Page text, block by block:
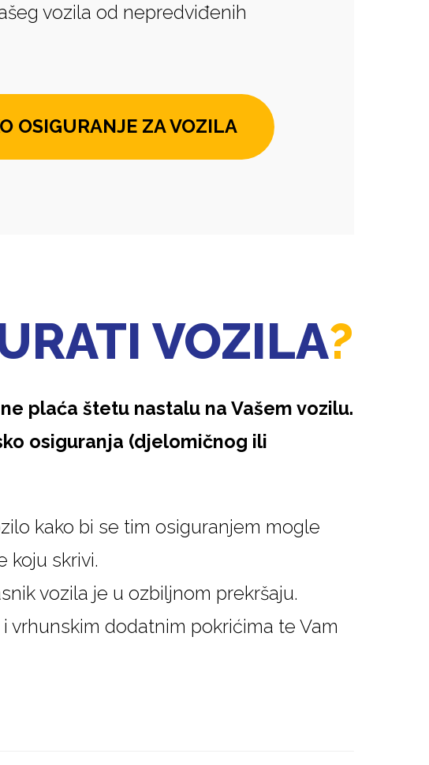
vozila od nepredviđenih
OSIGURANJE ZA VOZILA
VOZILA?
plaća štetu nastalu na Vašem vozilu.
osiguranja (djelomičnog ili
kako bi se tim osiguranjem mogle
koju skrivi.
vozila je u ozbiljnom prekršaju.
vrhunskim dodatnim pokrićima te Vam